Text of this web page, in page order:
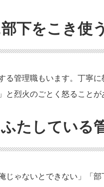
下をこき使
管理職もいます。丁寧
烈火のごとく怒ることが
たしている
じゃないとできない」「